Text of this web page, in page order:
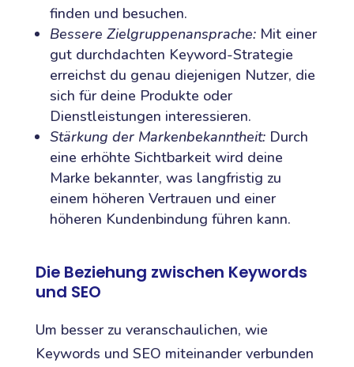
finden und besuchen.
Bessere Zielgruppenansprache:Mit einer
gut durchdachten Keyword-Strategie
erreichst du genau diejenigen Nutzer, die
sich für deine Produkte oder
Dienstleistungen interessieren.
Stärkung der Markenbekanntheit:Durch
eine erhöhte Sichtbarkeit wird deine
Marke bekannter, was langfristig zu
einem höheren Vertrauen und einer
höheren Kundenbindung führen kann.
Die Beziehung zwischen Keywords
und SEO
Um besser zu veranschaulichen, wie
Keywords und SEO miteinander verbunden